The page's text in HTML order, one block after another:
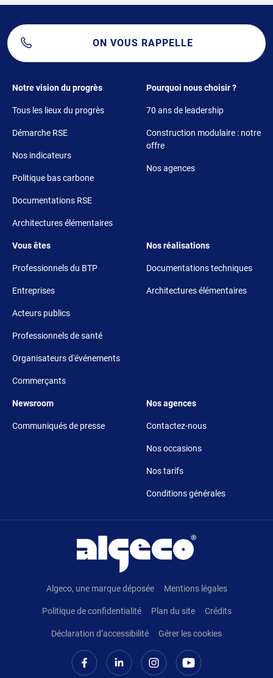
ON VOUS RAPPELLE
Footer 1
Notre vision du progrès
Tous les lieux du progrès
Démarche RSE
Nos indicateurs
Politique bas carbone
Documentations RSE
Architectures élémentaires
Footer 2
Pourquoi nous choisir ?
70 ans de leadership
Construction modulaire : notre
offre
Nos agences
Footer 3
Vous êtes
Professionnels du BTP
Entreprises
Acteurs publics
Professionnels de santé
Organisateurs d'événements
Commerçants
Footer 4
Nos réalisations
Documentations techniques
Architectures élémentaires
Footer 5
Newsroom
Communiqués de presse
Footer 6
Nos agences
Contactez-nous
Nos occasions
Nos tarifs
Conditions générales
Algeco, une marque déposée Mentions légales
Politique de confidentialité Plan du site Crédits
Déclaration d’accessibilité Gérer les cookies